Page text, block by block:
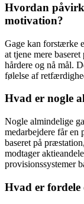
Hvordan
motivation?
Gage kan forstærke
at tjene mere
hårdere og nå mål.
følelse af
Hvad er nogle
Nogle almindelige
medarbejdere får en
baseret på
modtager
provisionssystemer
Hvad er fordele